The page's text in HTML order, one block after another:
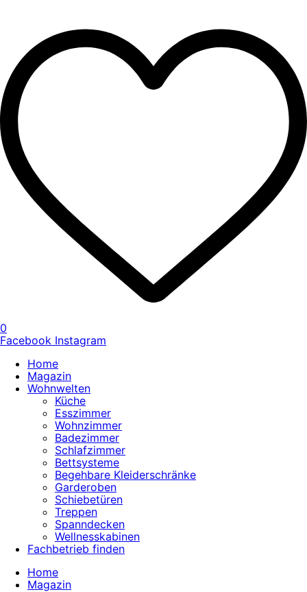
0
Facebook Instagram
Home
Magazin
Wohnwelten
Küche
Esszimmer
Wohnzimmer
Badezimmer
Schlafzimmer
Bettsysteme
Begehbare Kleiderschränke
Garderoben
Schiebetüren
Treppen
Spanndecken
Wellnesskabinen
Fachbetrieb finden
Home
Magazin